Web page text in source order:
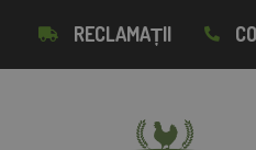
RECLAMAȚII